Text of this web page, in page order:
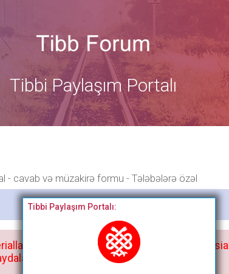
Tibbi Paylaşım Portalı
- cavab və müzakirə formu - Tələbələrə özəl
Bitdi
Tibbi Paylaşım Portalı:
istisnasız heç bir qrupda, saytda və sosial
ilə mütləq tanış olun: